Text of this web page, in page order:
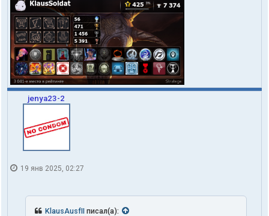
jenya23-2
19 янв 2025, 02:27
KlausAusfII писал(а):